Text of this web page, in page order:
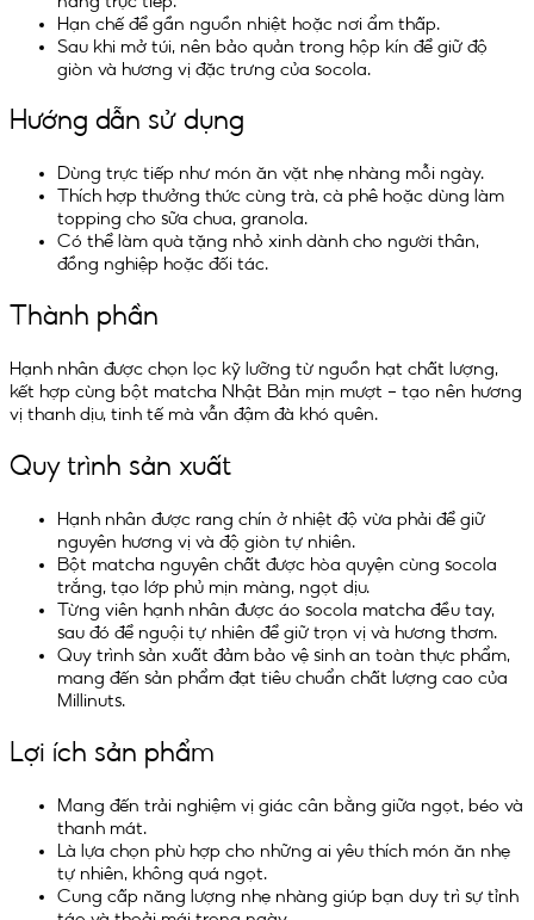
Hạn chế để gần nguồn nhiệt hoặc nơi ẩm thấp.
Sau khi mở túi, nên bảo quản trong hộp kín để giữ độ
giòn và hương vị đặc trưng của socola.
Hướng dẫn sử dụng
Dùng trực tiếp như món ăn vặt nhẹ nhàng mỗi ngày.
Thích hợp thưởng thức cùng trà, cà phê hoặc dùng làm
topping cho sữa chua, granola.
Có thể làm quà tặng nhỏ xinh dành cho người thân,
đồng nghiệp hoặc đối tác.
Thành phần
Hạnh nhân được chọn lọc kỹ lưỡng từ nguồn hạt chất lượng,
kết hợp cùng bột matcha Nhật Bản mịn mượt – tạo nên hương
vị thanh dịu, tinh tế mà vẫn đậm đà khó quên.
Quy trình sản xuất
Hạnh nhân được rang chín ở nhiệt độ vừa phải để giữ
nguyên hương vị và độ giòn tự nhiên.
Bột matcha nguyên chất được hòa quyện cùng socola
trắng, tạo lớp phủ mịn màng, ngọt dịu.
Từng viên hạnh nhân được áo socola matcha đều tay,
sau đó để nguội tự nhiên để giữ trọn vị và hương thơm.
Quy trình sản xuất đảm bảo vệ sinh an toàn thực phẩm,
mang đến sản phẩm đạt tiêu chuẩn chất lượng cao của
Millinuts.
Lợi ích sản phẩm
Mang đến trải nghiệm vị giác cân bằng giữa ngọt, béo và
thanh mát.
Là lựa chọn phù hợp cho những ai yêu thích món ăn nhẹ
tự nhiên, không quá ngọt.
Cung cấp năng lượng nhẹ nhàng giúp bạn duy trì sự tỉnh